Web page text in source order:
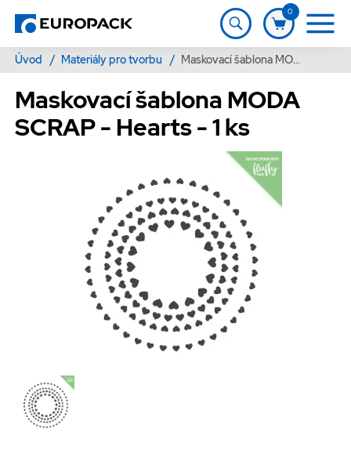
0
Úvod / Materiály pro tvorbu / Maskovací šablona MODA SCRAP - Hearts - 1 ks
Maskovací šablona MODA
SCRAP - Hearts - 1 ks